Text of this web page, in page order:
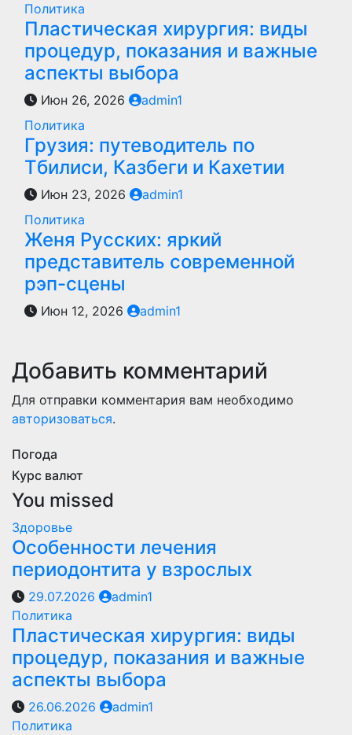
Политика
Пластическая хирургия: виды
процедур, показания и важные
аспекты выбора
Июн 26, 2026
admin1
Политика
Грузия: путеводитель по
Тбилиси, Казбеги и Кахетии
Июн 23, 2026
admin1
Политика
Женя Русских: яркий
представитель современной
рэп-сцены
Июн 12, 2026 admin1
Добавить комментарий
Для отправки комментария вам необходимо
авторизоваться.
Погода
Курс валют
You missed
Здоровье
Особенности лечения
периодонтита у взрослых
29.07.2026
admin1
Политика
Пластическая хирургия: виды
процедур, показания и важные
аспекты выбора
26.06.2026
admin1
Политика